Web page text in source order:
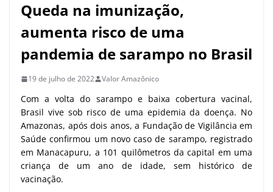
Queda na imunização,
aumenta risco de uma
pandemia de sarampo no Brasil
19 de julho de 2022 Valor Amazônico
Com a volta do sarampo e baixa cobertura vacinal,
Brasil vive sob risco de uma epidemia da doença. No
Amazonas, após dois anos, a Fundação de Vigilância em
Saúde confirmou um novo caso de sarampo, registrado
em Manacapuru, a 101 quilômetros da capital em uma
criança de um ano de idade, sem histórico de
vacinação.